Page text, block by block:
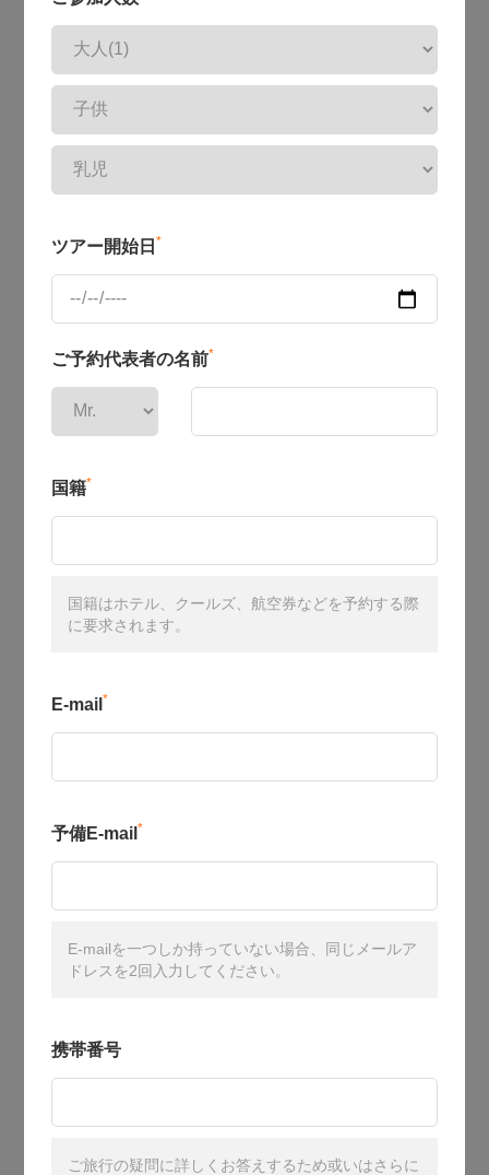
ツアー開始日 *
ご予約代表者の名前*
国籍*
国籍はホテル、クールズ、航空券などを予約する際
に要求されます。
E-mail *
予備E-mail *
E-mailを一つしか持っていない場合、同じメールア
ドレスを2回入力してください。
携帯番号
ご旅行の疑問に詳しくお答えするため或いはさらに